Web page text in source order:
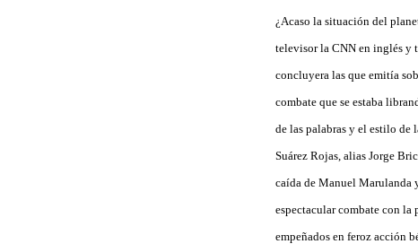
¿Acaso la situación del
televisor la CNN en inglés y
concluyera las que emitía
combate que se estaba
de las palabras y el estilo de
Suárez Rojas, alias Jorge
caída de Manuel Marulanda
espectacular combate con
empeñados en feroz acción